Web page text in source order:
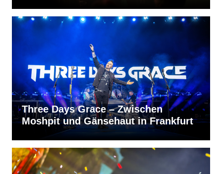
Three Days Grace – Zwischen
Moshpit und Gänsehaut in Frankfurt